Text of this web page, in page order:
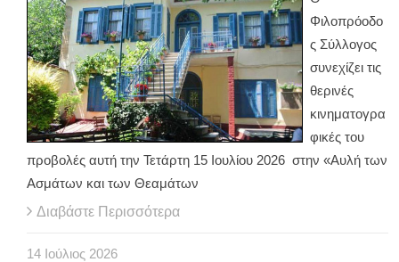
Φιλοπρόοδο
ς Σύλλογος
συνεχίζει τις
θερινές
κινηματογρα
φικές του
προβολές αυτή την Τετάρτη 15 Ιουλίου 2026 στην «Αυλή των
Ασμάτων και των Θεαμάτων
Διαβάστε Περισσότερα
14 Ιούλιος 2026